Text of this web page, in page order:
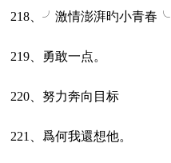
218、╯激情澎湃旳小青春╰
219、勇敢一点。
220、努力奔向目标
221、爲何我還想他。